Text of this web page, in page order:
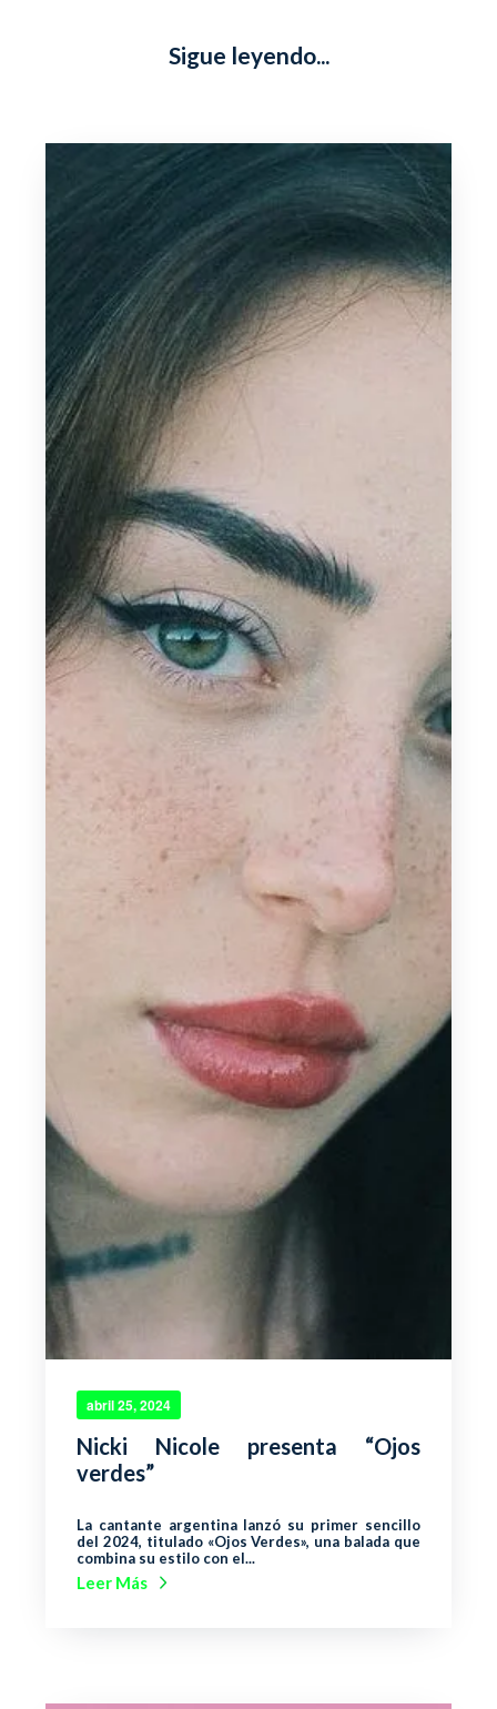
Sigue leyendo...
abril 25, 2024
Nicki Nicole presenta “Ojos
verdes”
La cantante argentina lanzó su primer sencillo
del 2024, titulado «Ojos Verdes», una balada que
combina su estilo con el...
Leer Más